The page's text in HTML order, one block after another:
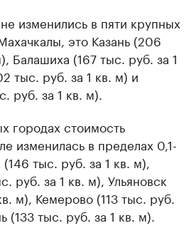
изменились в пяти крупных
это Казань (206
Балашиха (167 тыс. руб. за 1
тыс. руб. за 1 кв. м) и
руб. за 1 кв. м).
городах стоимость
изменилась в пределах 0,1-
тыс. руб. за 1 кв. м),
руб. за 1 кв. м), Ульяновск
м), Кемерово (113 тыс. руб.
(133 тыс. руб. за 1 кв. м).